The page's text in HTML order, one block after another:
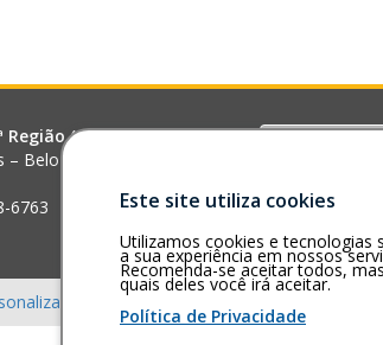
Região (MG)
Belo Horizonte – MG –
6763
Buscar
de cookies
Este site utiliza cookies
Utilizamos cookies e tecnologias
a sua experiência em nossos
Recomenda-se aceitar todos,
quais deles você irá aceitar.
Política de Privacidade